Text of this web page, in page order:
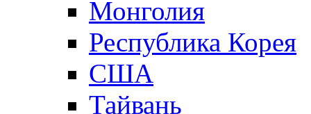
Монголия
Республика Корея
США
Тайвань